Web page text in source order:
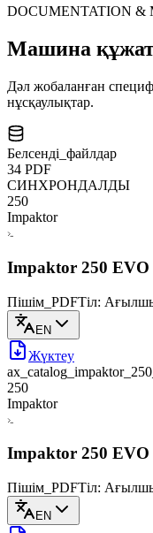
DOCUMENTATION &
Машина
Дәл жобаланған
нұсқаулықтар.
Белсенді_файлдар
34 PDF
СИНХРОНДАЛДЫ
250
Impaktor
Impaktor 250
Пішім_PDFТіл:
EN
Жүктеу
250
Impaktor
Impaktor 250
Пішім_PDFТіл:
EN